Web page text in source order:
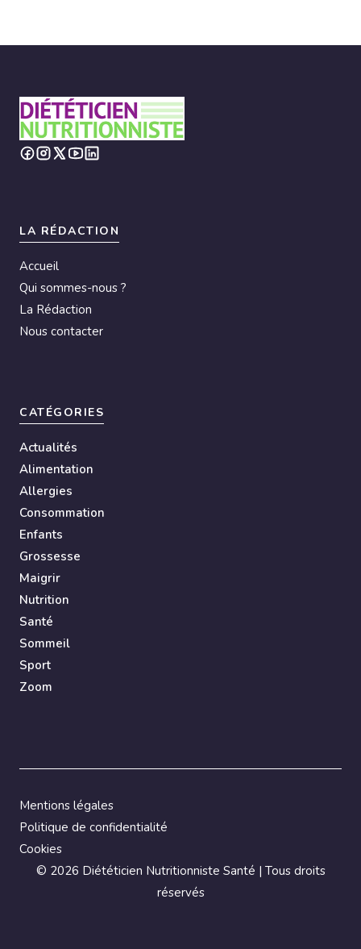
LA RÉDACTION
Accueil
Qui sommes-nous ?
La Rédaction
Nous contacter
CATÉGORIES
Actualités
Alimentation
Allergies
Consommation
Enfants
Grossesse
Maigrir
Nutrition
Santé
Sommeil
Sport
Zoom
© 2026 Diététicien Nutritionniste Santé | Tous droits
réservés
Mentions légales
Politique de confidentialité
Cookies